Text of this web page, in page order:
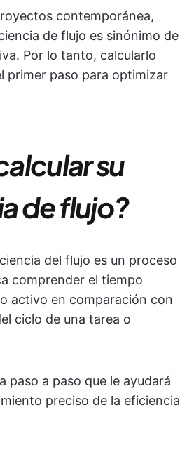
contemporánea,
de flujo es sinónimo de
Por lo tanto, calcularlo
primer paso para optimizar
su
de flujo?
del flujo es un proceso
comprender el tiempo
activo en comparación con
ciclo de una tarea o
paso a paso que le ayudará
preciso de la eficiencia